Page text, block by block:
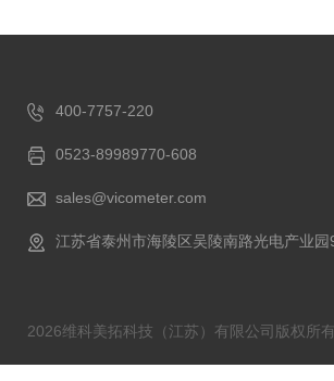
400-7757-220
0523-89989770-608
sales@vicometer.com
江苏省泰州市海陵区吴陵南路光电产业园
2026维科美拓科技（江苏）有限公司版权所